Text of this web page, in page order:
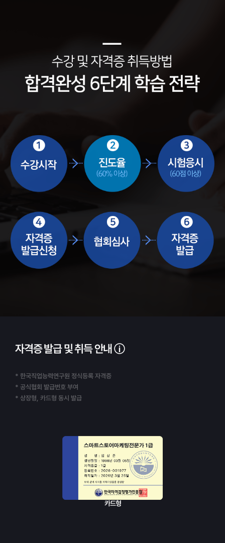
자격증 발급 및 취득 안내
* 한국직업능력연구원 정식등록 자격증
* 공식협회 발급번호 부여
* 상장형, 카드형 동시 발급
카드형